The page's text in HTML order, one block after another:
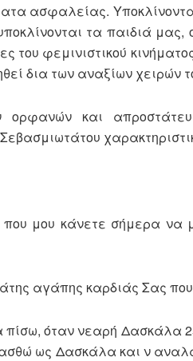
ασφαλείας.
τα παιδιά
του φεμινιστικού
δια των αναξίων χειρών
και
μου κάνετε σήμερα να
αγάπης καρδιάς Σας
όταν νεαρή Δασκάλα
ως Δασκάλα και ν